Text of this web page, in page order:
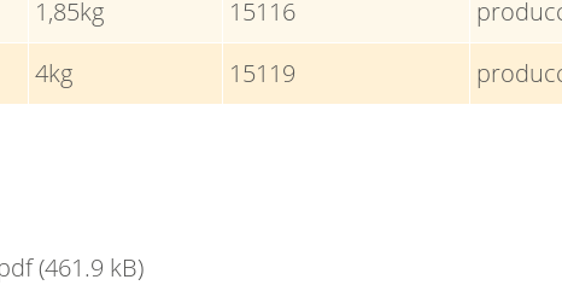
1,85kg 15116
4kg 15119
(461.9 kB)